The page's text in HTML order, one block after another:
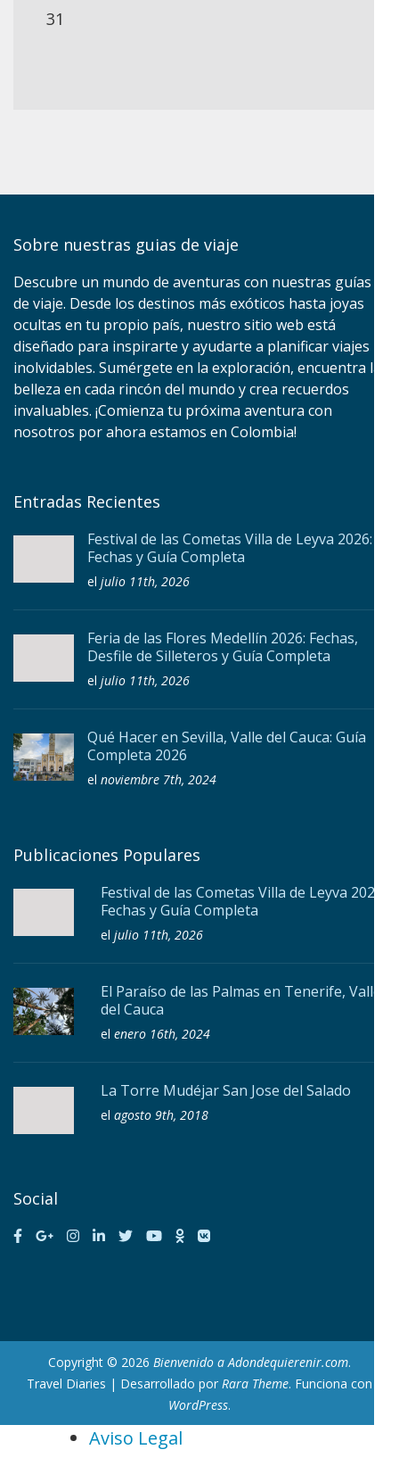
31
Sobre nuestras guias de viaje
Descubre un mundo de aventuras con nuestras guías
de viaje. Desde los destinos más exóticos hasta joyas
ocultas en tu propio país, nuestro sitio web está
diseñado para inspirarte y ayudarte a planificar viajes
inolvidables. Sumérgete en la exploración, encuentra la
belleza en cada rincón del mundo y crea recuerdos
invaluables. ¡Comienza tu próxima aventura con
nosotros por ahora estamos en Colombia!
Entradas Recientes
Festival de las Cometas Villa de Leyva 2026:
Fechas y Guía Completa
el julio 11th, 2026
Feria de las Flores Medellín 2026: Fechas,
Desfile de Silleteros y Guía Completa
el julio 11th, 2026
Qué Hacer en Sevilla, Valle del Cauca: Guía
Completa 2026
el noviembre 7th, 2024
Publicaciones Populares
Festival de las Cometas Villa de Leyva 2026:
Fechas y Guía Completa
el julio 11th, 2026
El Paraíso de las Palmas en Tenerife, Valle
del Cauca
el enero 16th, 2024
La Torre Mudéjar San Jose del Salado
el agosto 9th, 2018
Social
Copyright © 2026 Bienvenido a Adondequierenir.com.
Travel Diaries | Desarrollado por Rara Theme. Funciona con
WordPress.
Aviso Legal